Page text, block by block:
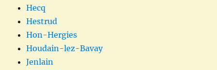
Hecq
Hestrud
Hon-Hergies
Houdain-lez-Bavay
Jenlain